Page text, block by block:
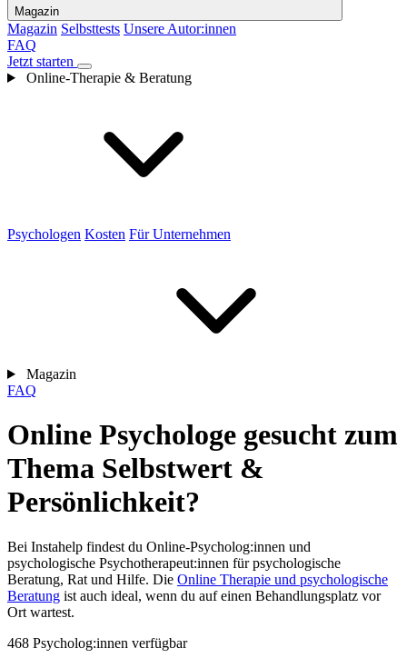
Magazin
Magazin Selbsttests Unsere Autor:innen
FAQ
Jetzt starten
Online-Therapie & Beratung
Psychologen Kosten Für Unternehmen
Magazin
FAQ
Online Psychologe gesucht zum
Thema Selbstwert &
Persönlichkeit?
Bei Instahelp findest du Online-Psycholog:innen und
psychologische Psychotherapeut:innen für psychologische
Beratung, Rat und Hilfe. Die Online Therapie und psychologische
Beratung ist auch ideal, wenn du auf einen Behandlungsplatz vor
Ort wartest.
468 Psycholog:innen verfügbar